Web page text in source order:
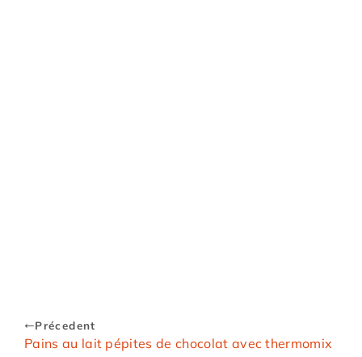
Précedent
Pains au lait pépites de chocolat avec thermomix